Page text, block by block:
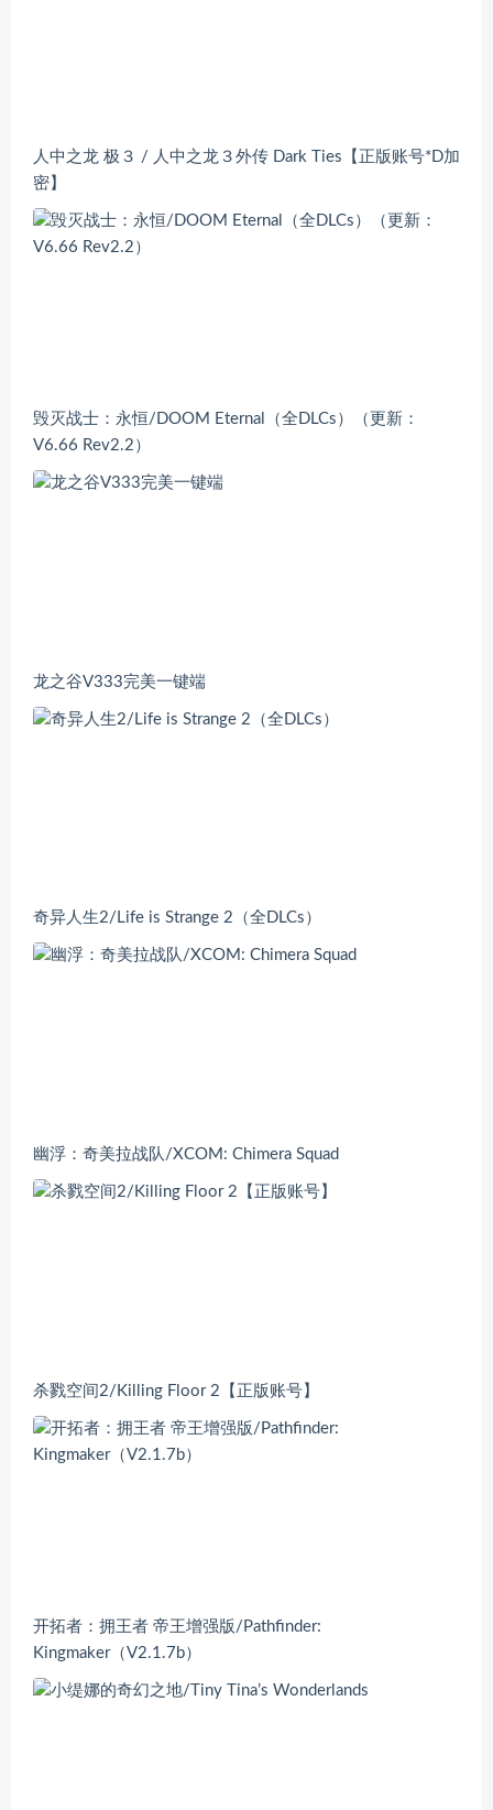
人中之龙 极３ / 人中之龙３外传 Dark Ties【正版账号*D加
密】
毁灭战士：永恒/DOOM Eternal（全DLCs）（更新：
V6.66 Rev2.2）
龙之谷V333完美一键端
奇异人生2/Life is Strange 2（全DLCs）
幽浮：奇美拉战队/XCOM: Chimera Squad
杀戮空间2/Killing Floor 2【正版账号】
开拓者：拥王者 帝王增强版/Pathfinder:
Kingmaker（V2.1.7b）